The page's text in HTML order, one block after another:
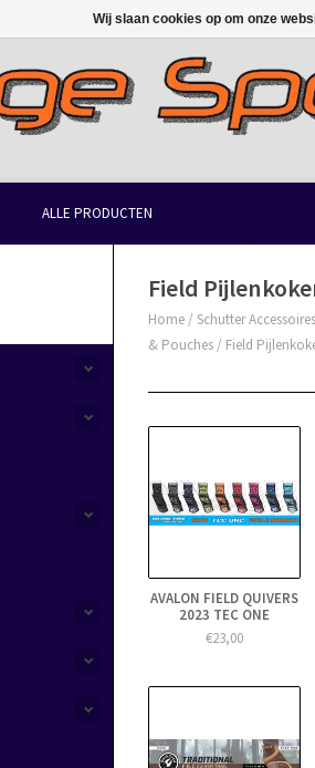
ALLE PRODUCTEN
Field
Home / Schutter
& Pouches / Field
AVALON FIELD QUIVERS
2023 TEC ONE
€23,00
Wij slaan cookies op om onze